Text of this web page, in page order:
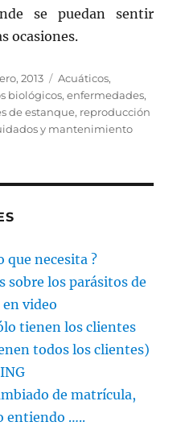
se puedan sentir
ocasiones.
2013 Categorías
Acuáticos,
biológicos,enfermedades,
de estanque, reproducción
y mantenimiento
que necesita ?
sobre los parásitos de
video
tienen los clientes
todos los clientes)
de matrícula,
entiendo …..